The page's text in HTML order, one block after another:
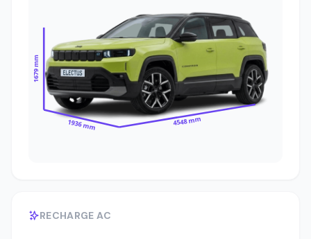
1679 mm
1936 mm 4548 mm
RECHARGE AC